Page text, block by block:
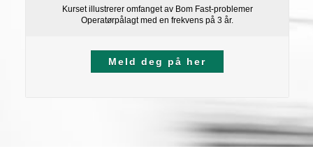
Kurset illustrerer omfanget av Bom Fast-problemer
Operatørpålagt med en frekvens på 3 år.
Meld deg på her